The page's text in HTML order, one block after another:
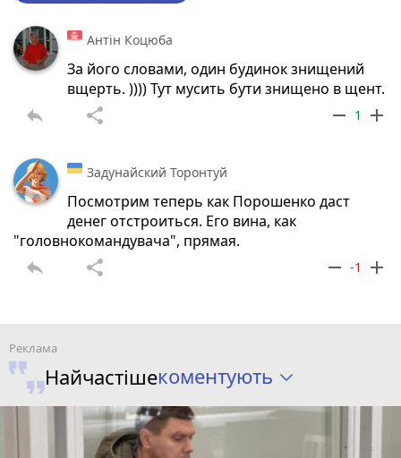
Антін Коцюба
За його словами, один будинок знищений
вщерть. )))) Тут мусить бути знищено в щент.
reply share remove 1 add
Задунайский Торонтуй
Посмотрим теперь как Порошенко даст
денег отстроиться. Его вина, как
"головнокомандувача", прямая.
reply share remove -1 add
Найчастішекоментують